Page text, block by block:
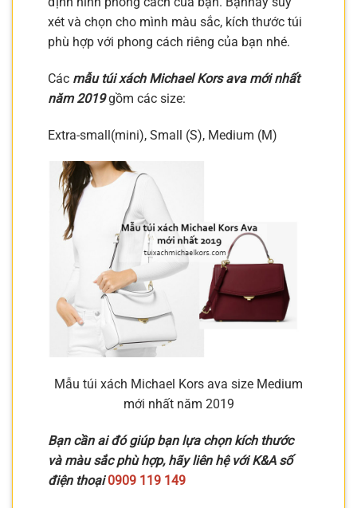
xét và chọn cho mình màu sắc, kích thước túi
phù hợp với phong cách riêng của bạn nhé.
Các mẫu túi xách Michael Kors ava mới nhất
năm 2019gồm các size:
Extra-small(mini), Small (S), Medium (M)
Mẫu túi xách Michael Kors ava size Medium
mới nhất năm 2019
Bạn cần ai đó giúp bạn lựa chọn kích thước
và màu sắc phù hợp, hãy liên hệ với K&A số
điện thoại0909 119 149